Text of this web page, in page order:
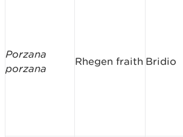
Porzana
porzana
Rhegen fraith Bridio